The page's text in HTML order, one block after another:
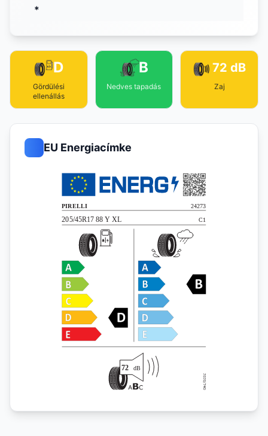
*
D
Gördülési
ellenállás
B
Nedves tapadás
72 dB
Zaj
EU Energiacímke